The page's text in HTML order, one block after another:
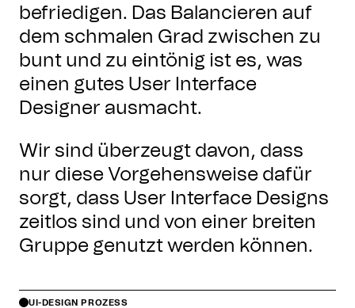
befriedigen. Das Balancieren auf
dem schmalen Grad zwischen zu
bunt und zu eintönig ist es, was
einen gutes User Interface
Designer ausmacht.
Wir sind überzeugt davon, dass
nur diese Vorgehensweise dafür
sorgt, dass User Interface Designs
zeitlos sind und von einer breiten
Gruppe genutzt werden können.
UI-DESIGN PROZESS